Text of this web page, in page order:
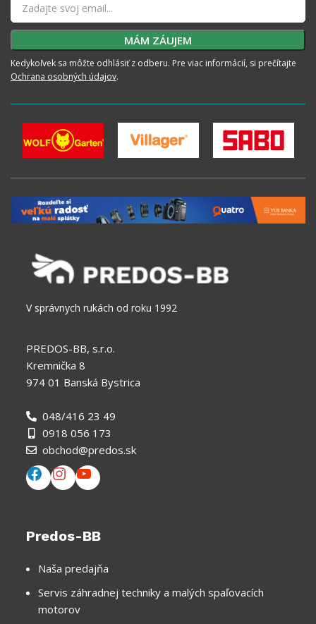
Kedykoľvek sa môžte odhlásiť z odberu. Pre viac informácií, si prečítajte
Ochrana osobných údajov.
V správnych rukách od roku 1992
PREDOS-BB, s.r.o.
Kremnička 8
974 01 Banská Bystrica
048/416 23 49
0918 056 173
obchod@predos.sk
Predos-BB
Naša predajňa
Servis záhradnej techniky a malých spaľovacích
motorov